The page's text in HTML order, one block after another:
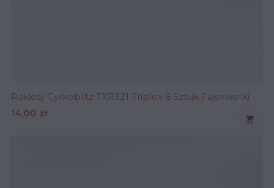
Rakiety Cyrkoblitz TXR321 Triplex 6 Sztuk Fajerwerki
Cena
14,00 zł
